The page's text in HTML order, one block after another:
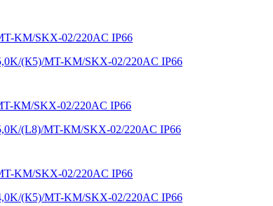
(К5)/MT-KM/SKX-02/220AC IP66
(L8)/MT-КМ/SKX-02/220AC IP66
(К5)/MT-KM/SKX-02/220AC IP66